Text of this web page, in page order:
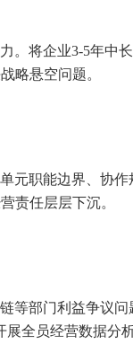
。将企业3-5年中
略悬空问题。
元职能边界、协
责任层层下沉。
等部门利益争议问
全员经营数据分